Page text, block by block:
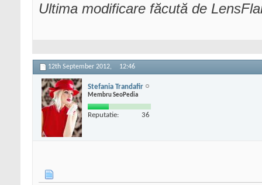
Ultima modificare făcută de
12th September 2012, 12:46
Stefania Trandafir
Membru SeoPedia
Reputatie: 36